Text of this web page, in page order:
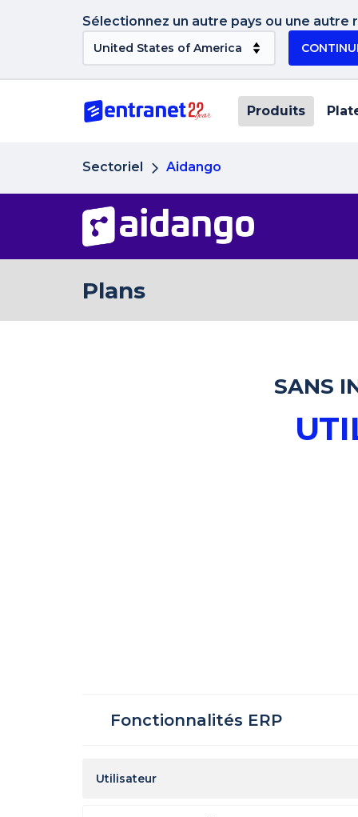
Sélectionnez un autre pays ou une
Produits
Sectoriel Aidango
Plans
SANS
Fonctionnalités ERP
Utilisateur